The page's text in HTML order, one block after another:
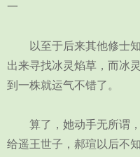
一
以至于后来其他修士知
出来寻找冰灵焰草，而冰
到一株就运气不错了。
算了，她动手无所谓，
给遥王世子，郝瑄以后不